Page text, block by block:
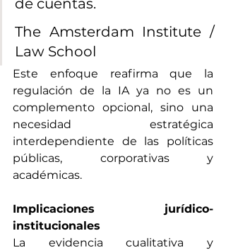
de cuentas.
The Amsterdam Institute /
Law School
Este enfoque reafirma que la
regulación de la IA ya no es un
complemento opcional, sino una
necesidad estratégica
interdependiente de las políticas
públicas, corporativas y
académicas.
Implicaciones jurídico-
institucionales
La evidencia cualitativa y